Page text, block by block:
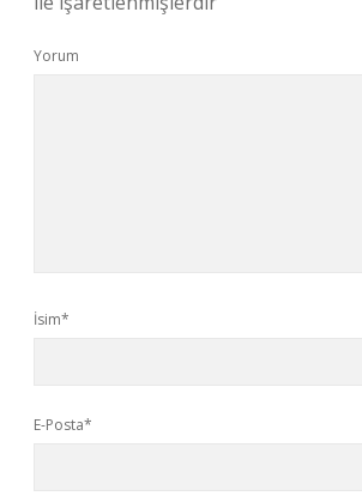
Yorum
İsim*
E-Posta*